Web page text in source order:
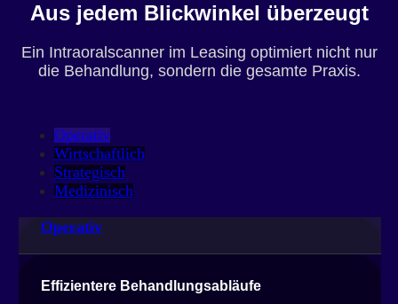
Aus jedem Blickwinkel überzeugt
Ein Intraoralscanner im Leasing optimiert nicht nur
die Behandlung, sondern die gesamte Praxis.
Operativ
Wirtschaftlich
Strategisch
Medizinisch
Operativ
Effizientere Behandlungsabläufe